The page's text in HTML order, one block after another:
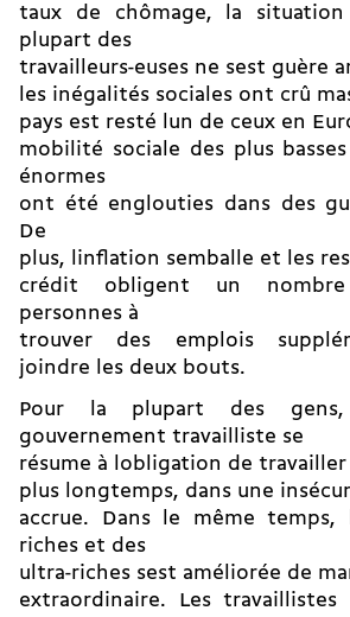
taux de chômage, la
plupart des
travailleurs-euses ne sest guère
les inégalités sociales ont crû
pays est resté lun de ceux en
mobilité sociale des plus
énormes
ont été englouties dans des
De
plus, linflation semballe et les
crédit obligent un
personnes à
trouver des emplois
joindre les deux bouts.
Pour la plupart des
gouvernement travailliste se
résume à lobligation de
plus longtemps, dans une
accrue. Dans le même
riches et des
ultra-riches sest améliorée de
extraordinaire. Les